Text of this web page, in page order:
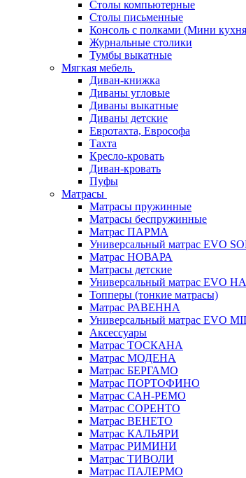
Столы компьютерные
Столы письменные
Консоль с полками (Мини
Журнальные столики
Тумбы выкатные
Мягкая мебель
Диван-книжка
Диваны угловые
Диваны выкатные
Диваны детские
Евротахта, Еврософа
Тахта
Кресло-кровать
Диван-кровать
Пуфы
Матрасы
Матрасы пружинные
Матрасы беспружинные
Матрас ПАРМА
Универсальный матрас EVO
Матрас НОВАРА
Матрасы детские
Универсальный матрас EVO
Топперы (тонкие матрасы)
Матрас РАВЕННА
Универсальный матрас EVO
Аксессуары
Матрас ТОСКАНА
Матрас МОДЕНА
Матрас БЕРГАМО
Матрас ПОРТОФИНО
Матрас САН-РЕМО
Матрас СОРЕНТО
Матрас ВЕНЕТО
Матрас КАЛЬЯРИ
Матрас РИМИНИ
Матрас ТИВОЛИ
Матрас ПАЛЕРМО